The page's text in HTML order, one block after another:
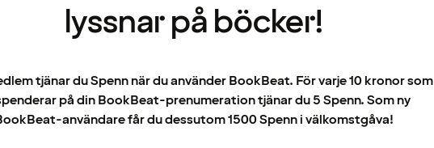
lyssnar på böcker!
tjänar du Spenn när du använder BookBeat. För varje 10 kronor som
på din BookBeat-prenumeration tjänar du 5 Spenn. Som ny
användare får du dessutom 1500 Spenn i välkomstgåva!